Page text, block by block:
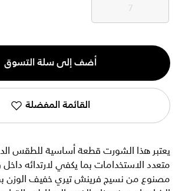
7
7
الكمية
1
أضف إلى سلة التسوق
القائمة المفضلة
يعتبر هذا الشورت قطعة أساسية للطقس
متعدد الاستخدامات بما يكفي لارتدائه
مصنوع من نسيج فرينش تيري خفيف الوزن